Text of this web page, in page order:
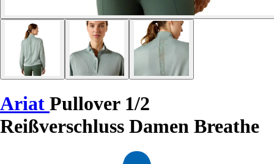
Ariat Pullover 1/2
Reißverschluss Damen Breathe